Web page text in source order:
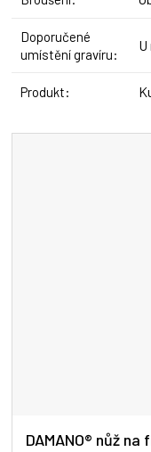
Doporučené
umístění gravíru:
Produkt:
DAMANO® nůž